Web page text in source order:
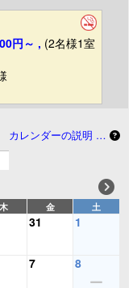
円～ , (2名様1室
カレンダーの説明 …
木 金 土
31 1
7 8